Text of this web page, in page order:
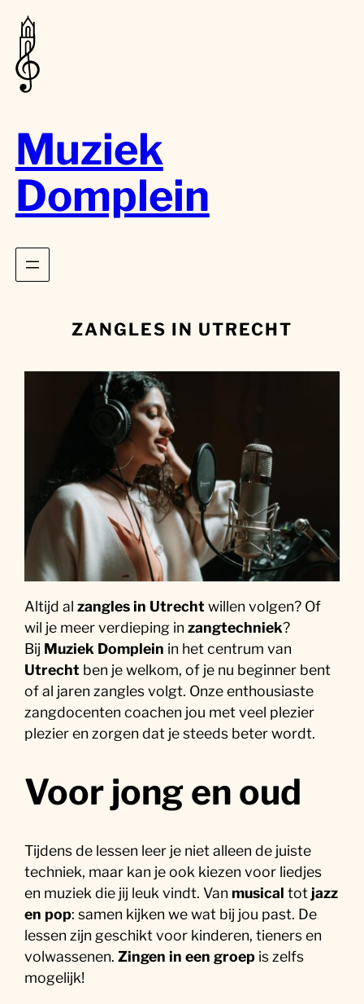
Muziek
Domplein
ZANGLES IN UTRECHT
Altijd alzangles in Utrechtwillen volgen? Of
wil je meer verdieping inzangtechniek?
Bij Muziek Domplein in het centrum van
Utrecht ben je welkom, of je nu beginner bent
of al jaren zangles volgt. Onze enthousiaste
zangdocenten coachen jou met veel plezier
plezier en zorgen dat je steeds beter wordt.
Voor jong en oud
Tijdens de lessen leer je niet alleen de juiste
techniek, maar kan je ook kiezen voor liedjes
en muziek die jij leuk vindt. Van musical tot jazz
en pop: samen kijken we wat bij jou past. De
lessen zijn geschikt voor kinderen, tieners en
volwassenen.Zingen in een groep is zelfs
mogelijk!